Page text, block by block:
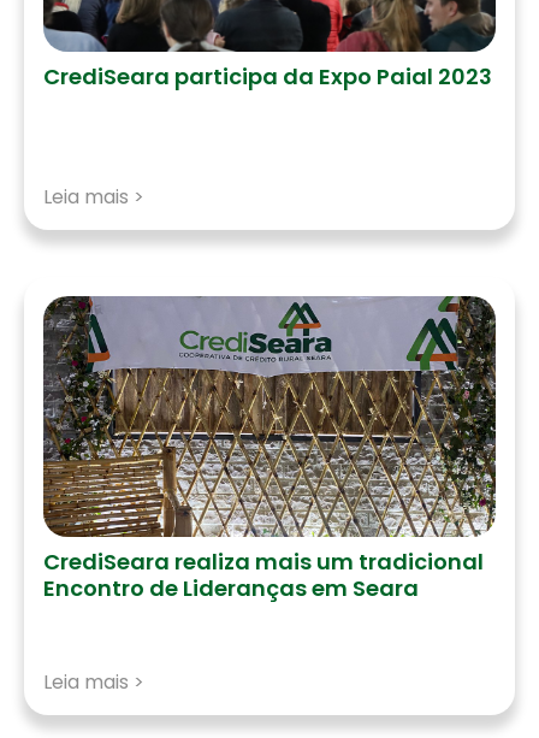
CrediSeara participa da Expo Paial 2023
Leia mais >
CrediSeara realiza mais um tradicional
Encontro de Lideranças em Seara
Leia mais >